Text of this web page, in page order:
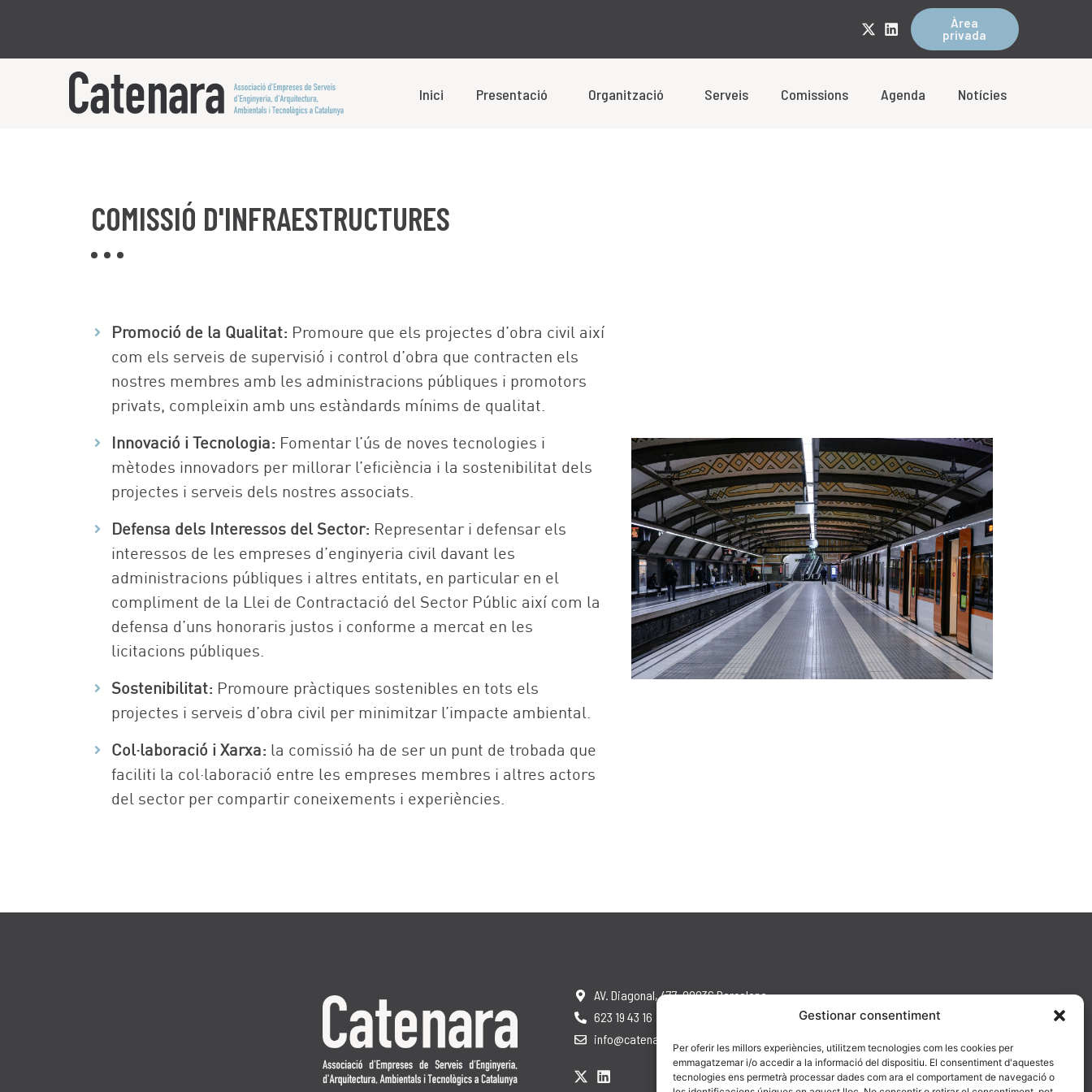
Gestionar consentiment
Per oferir les millors experiències, utilitzem tecnologies com les cookies per
emmagatzemar i/o accedir a la informació del dispositiu. El consentiment d'aquestes
tecnologies ens permetrà processar dades com ara el comportament de navegació o
Àrea
privada
Inici Presentació Organització Serveis Comissions Agenda Notícies
COMISSIÓ D'INFRAESTRUCTURES
Promoció de la Qualitat: Promoure que els projectes d’obra civil així
com els serveis de supervisió i control d’obra que contracten els
nostres membres amb les administracions públiques i promotors
privats, compleixin amb uns estàndards mínims de qualitat.
Innovació i Tecnologia: Fomentar l’ús de noves tecnologies i
mètodes innovadors per millorar l’eficiència i la sostenibilitat dels
projectes i serveis dels nostres associats.
Defensa dels Interessos del Sector: Representar i defensar els
interessos de les empreses d’enginyeria civil davant les
administracions públiques i altres entitats, en particular en el
compliment de la Llei de Contractació del Sector Públic així com la
defensa d’uns honoraris justos i conforme a mercat en les
licitacions públiques.
Sostenibilitat: Promoure pràctiques sostenibles en tots els
projectes i serveis d’obra civil per minimitzar l’impacte ambiental.
Col·laboració i Xarxa: la comissió ha de ser un punt de trobada que
faciliti la col·laboració entre les empreses membres i altres actors
del sector per compartir coneixements i experiències.
AV. Diagonal, 477, 08036 Barcelona
623 19 43 16
info@catenara.cat